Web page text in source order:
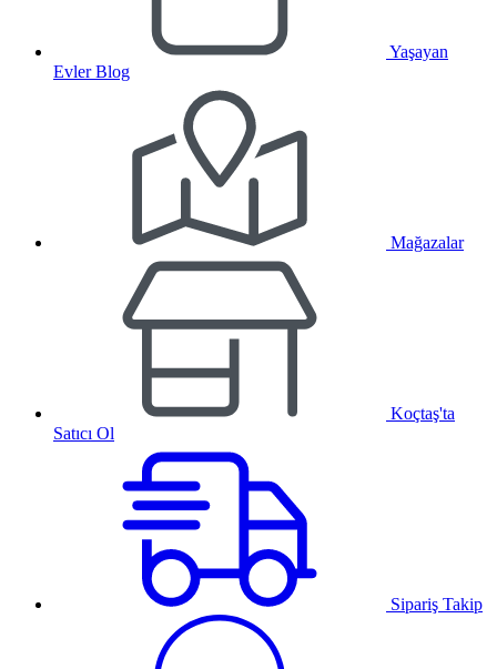
Yaşayan
Evler Blog
Mağazalar
Koçtaş'ta
Satıcı Ol
Sipariş Takip